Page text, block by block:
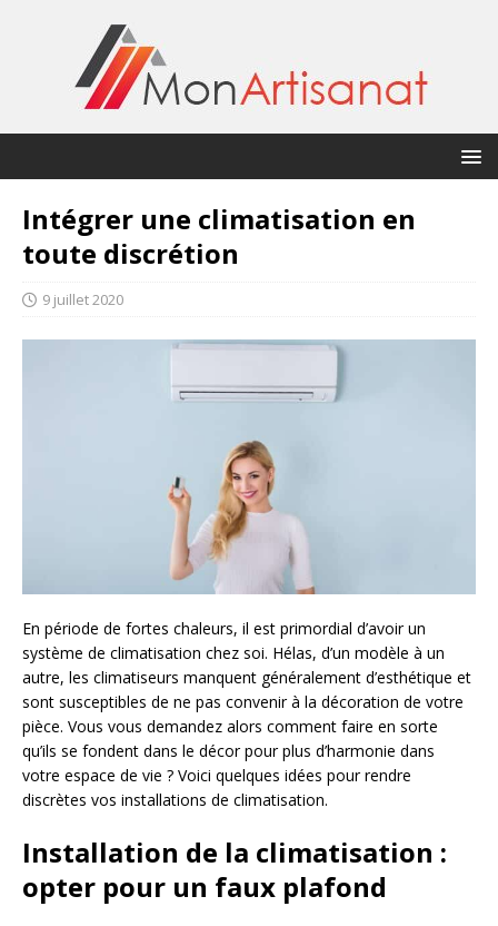
Intégrer une climatisation en
toute discrétion
9 juillet 2020
En période de fortes chaleurs, il est primordial d’avoir un
système de climatisation chez soi. Hélas, d’un modèle à un
autre, les climatiseurs manquent généralement d’esthétique et
sont susceptibles de ne pas convenir à la décoration de votre
pièce. Vous vous demandez alors comment faire en sorte
qu’ils se fondent dans le décor pour plus d’harmonie dans
votre espace de vie ? Voici quelques idées pour rendre
discrètes vos installations de climatisation.
Installation de la climatisation :
opter pour un faux plafond